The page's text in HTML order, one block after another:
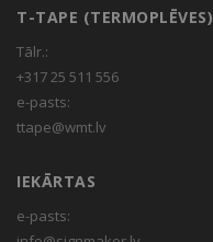
T-TAPE (TERMOPLĒVES)
Tālr.:
+317 25 511 556
e-pasts:
ttape@wmt.lv
IEKĀRTAS
e-pasts: